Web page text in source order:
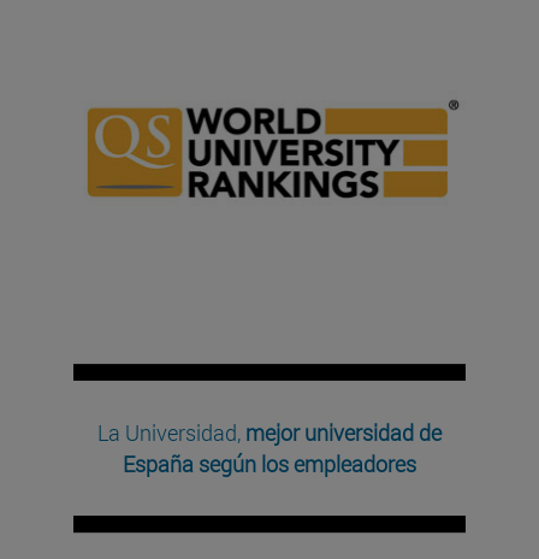
La Universidad, mejor universidad de
España según los empleadores